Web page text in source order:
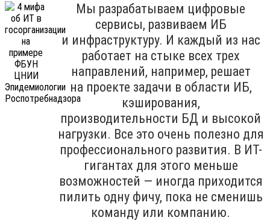
Мы разрабатываем цифровые
сервисы, развиваем ИБ
и инфраструктуру. И каждый из нас
работает на стыке всех трех
направлений, например, решает
на проекте задачи в области ИБ,
кэширования,
производительности БД и высокой
нагрузки. Все это очень полезно для
профессионального развития. В ИТ-
гигантах для этого меньше
возможностей — иногда приходится
пилить одну фичу, пока не сменишь
команду или компанию.